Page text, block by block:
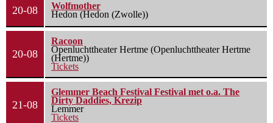
20-08
Wolfmother
Hedon (Hedon (Zwolle))
20-08
Racoon
Openluchttheater Hertme (Openluchttheater Hertme
(Hertme))
Tickets
21-08
Glemmer Beach Festival Festival met o.a. The
Dirty Daddies, Krezip
Lemmer
Tickets